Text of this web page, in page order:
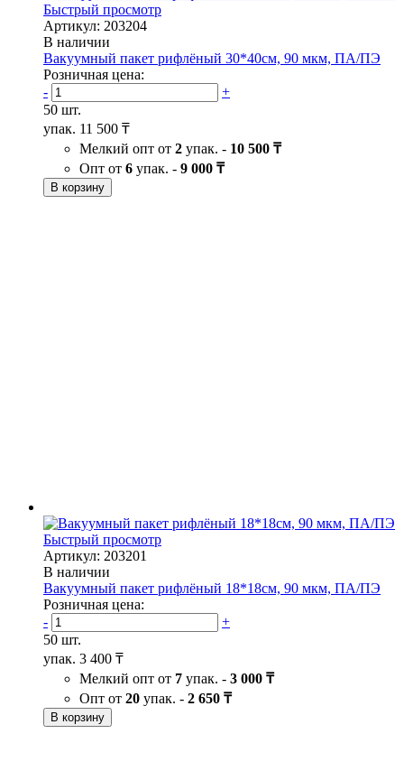
Быстрый просмотр
Артикул: 203204
В наличии
Вакуумный пакет рифлёный 30*40см, 90 мкм, ПА/ПЭ
Розничная цена:
-
+
50 шт.
упак. 11 500 ₸
Мелкий опт от 2 упак. - 10 500 ₸
Опт от 6 упак. - 9 000 ₸
В корзину
Быстрый просмотр
Артикул: 203201
В наличии
Вакуумный пакет рифлёный 18*18см, 90 мкм, ПА/ПЭ
Розничная цена:
-
+
50 шт.
упак. 3 400 ₸
Мелкий опт от 7 упак. - 3 000 ₸
Опт от 20 упак. - 2 650 ₸
В корзину